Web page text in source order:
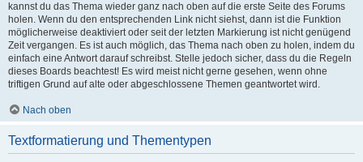
kannst du das Thema wieder ganz nach oben auf die erste Seite des Forums
holen. Wenn du den entsprechenden Link nicht siehst, dann ist die Funktion
möglicherweise deaktiviert oder seit der letzten Markierung ist nicht genügend
Zeit vergangen. Es ist auch möglich, das Thema nach oben zu holen, indem du
einfach eine Antwort darauf schreibst. Stelle jedoch sicher, dass du die Regeln
dieses Boards beachtest! Es wird meist nicht gerne gesehen, wenn ohne
triftigen Grund auf alte oder abgeschlossene Themen geantwortet wird.
Nach oben
Textformatierung und Thementypen